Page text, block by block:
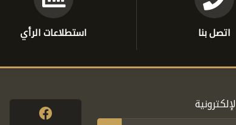
اتصل بنا استطلاعات الرأي